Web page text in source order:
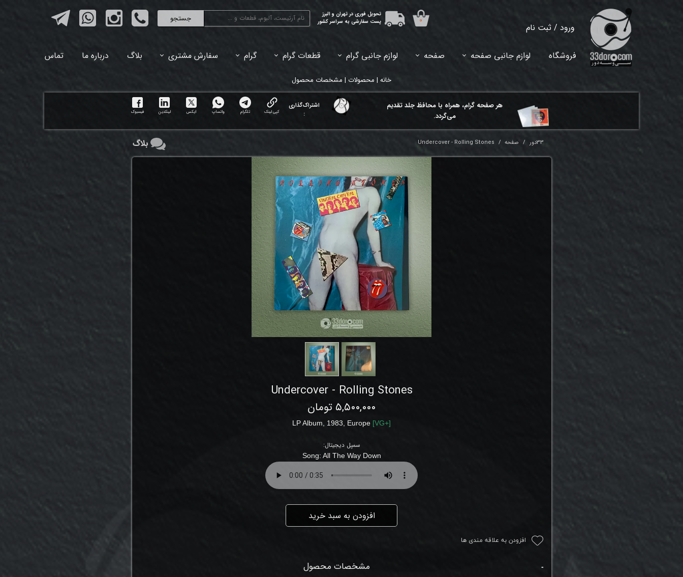
جستجو
ورود / ثبت نام
خروج از حساب کاربری
تحویل فوری در تهران و البرز
پست سفارشی به سراسر کشور
۰
فروشگاه لوازم جانبی صفحه صفحه لوازم جانبی گرام قطعات گرام گرام سفارش مشتری بلاگ درباره ما تماس
خانه | محصولات | مشخصات محصول
هر ​صفحه گرام، همراه با محافظ جلد تقدیم
می‌گردد.
اشتراک‌گذاری
:
کپی لینک تلگرام واتساپ ایکس لینکدین فیسبوک
33دور صفحه Undercover - Rolling Stones
Undercover - Rolling Stones
۵,۵۰۰,۰۰۰ تومان
LP Album, 1983, Europe [VG+]
سمپل دیجیتال:
Song: All The Way Down
افزودن به سبد خرید
افزودن به علاقه مندی ها
مشخصات محصول
بلاگ